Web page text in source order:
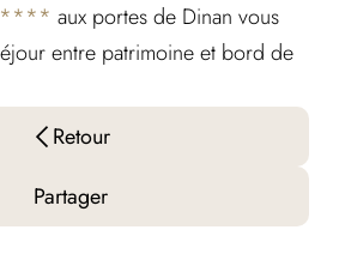
aux portes de Dinan vous
entre patrimoine et bord de
Retour
Partager